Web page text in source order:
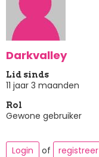
Darkvalley
Lid sinds
11 jaar 3 maanden
Rol
Gewone gebruiker
Login of registreer